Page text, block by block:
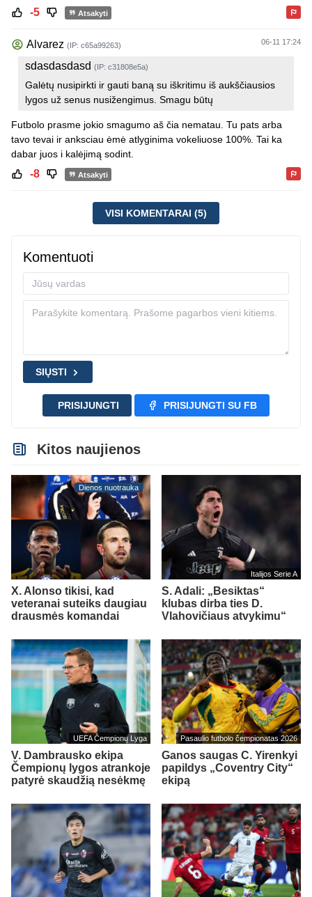
-5 Atsakyti
Alvarez (IP: c65a99263) 06-11 17:24
sdasdasdasd (IP: c31808e5a)
Galėtų nusipirkti ir gauti baną su iškritimu iš aukščiausios
lygos už senus nusižengimus. Smagu būtų
Futbolo prasme jokio smagumo aš čia nematau. Tu pats arba
tavo tevai ir anksciau ėmė atlyginima vokeliuose 100%. Tai ka
dabar juos i kalėjimą sodint.
-8 Atsakyti
VISI KOMENTARAI (5)
Komentuoti
SIŲSTI
PRISIJUNGTI PRISIJUNGTI SU FB
Kitos naujienos
Dienos nuotrauka
X. Alonso tikisi, kad
veteranai suteiks daugiau
drausmės komandai
Italijos Serie A
S. Adali: „Besiktas“
klubas dirba ties D.
Vlahovičiaus atvykimu“
UEFA Čempionų Lyga
V. Dambrausko ekipa
Čempionų lygos atrankoje
patyrė skaudžią nesėkmę
Pasaulio futbolo čempionatas 2026
Ganos saugas C. Yirenkyi
papildys „Coventry City“
ekipą